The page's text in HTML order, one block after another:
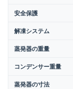
安全保護
解凍システム
蒸発器の重量
コンデンサー重量
蒸発器の寸法